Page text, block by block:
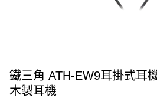
鐵三角 ATH-EW9耳掛式耳
木製耳機